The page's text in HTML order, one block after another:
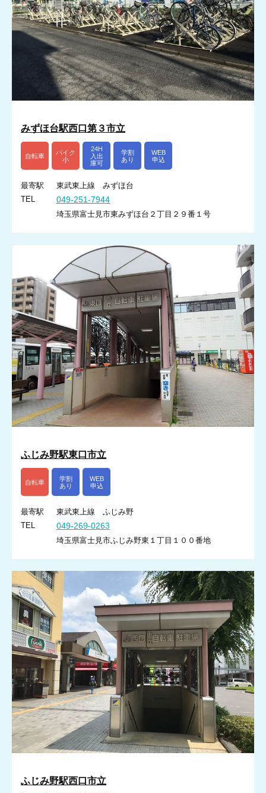
みずほ台駅西口第３市立
自転車
バイク
小
24H
入出
庫可
学割
あり
WEB
申込
最寄駅
東武東上線 みずほ台
TEL
049-251-7944
埼玉県富士見市東みずほ台２丁目２９番１号
ふじみ野駅東口市立
自転車
学割
あり
WEB
申込
最寄駅
東武東上線 ふじみ野
TEL
049-269-0263
埼玉県富士見市ふじみ野東１丁目１００番地
ふじみ野駅西口市立